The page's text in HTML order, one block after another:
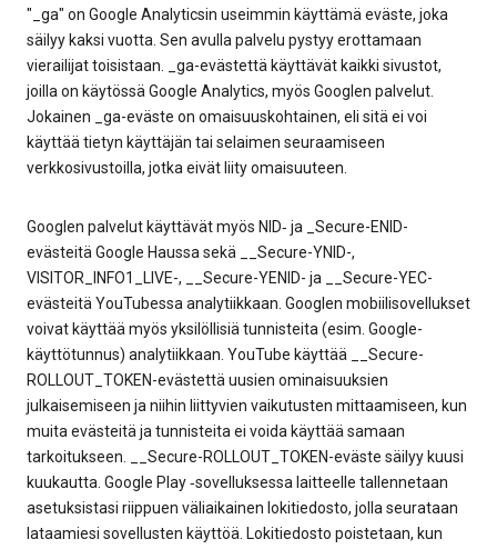
"_ga" on Google Analyticsin useimmin käyttämä eväste, joka
säilyy kaksi vuotta. Sen avulla palvelu pystyy erottamaan
vierailijat toisistaan. _ga-evästettä käyttävät kaikki sivustot,
joilla on käytössä Google Analytics, myös Googlen palvelut.
Jokainen _ga-eväste on omaisuuskohtainen, eli sitä ei voi
käyttää tietyn käyttäjän tai selaimen seuraamiseen
verkkosivustoilla, jotka eivät liity omaisuuteen.
Googlen palvelut käyttävät myös NID‑ ja _Secure-ENID-
evästeitä Google Haussa sekä __Secure-YNID-,
VISITOR_INFO1_LIVE-, __Secure-YENID- ja __Secure-YEC-
evästeitä YouTubessa analytiikkaan. Googlen mobiilisovellukset
voivat käyttää myös yksilöllisiä tunnisteita (esim. Google-
käyttötunnus) analytiikkaan. YouTube käyttää __Secure-
ROLLOUT_TOKEN-evästettä uusien ominaisuuksien
julkaisemiseen ja niihin liittyvien vaikutusten mittaamiseen, kun
muita evästeitä ja tunnisteita ei voida käyttää samaan
tarkoitukseen. __Secure-ROLLOUT_TOKEN-eväste säilyy kuusi
kuukautta. Google Play ‑sovelluksessa laitteelle tallennetaan
asetuksistasi riippuen väliaikainen lokitiedosto, jolla seurataan
lataamiesi sovellusten käyttöä. Lokitiedosto poistetaan, kun